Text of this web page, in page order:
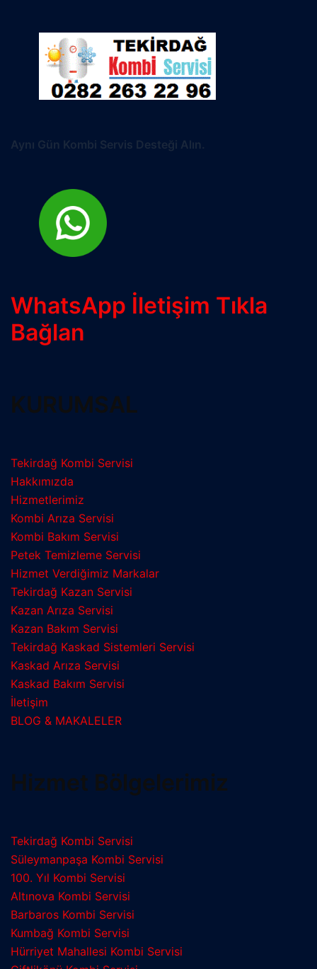
Aynı Gün Kombi Servis Desteği Alın.
WhatsApp İletişim Tıkla
Bağlan
KURUMSAL
Tekirdağ Kombi Servisi
Hakkımızda
Hizmetlerimiz
Kombi Arıza Servisi
Kombi Bakım Servisi
Petek Temizleme Servisi
Hizmet Verdiğimiz Markalar
Tekirdağ Kazan Servisi
Kazan Arıza Servisi
Kazan Bakım Servisi
Tekirdağ Kaskad Sistemleri Servisi
Kaskad Arıza Servisi
Kaskad Bakım Servisi
İletişim
BLOG & MAKALELER
Hizmet Bölgelerimiz
Tekirdağ Kombi Servisi
Süleymanpaşa Kombi Servisi
100. Yıl Kombi Servisi
Altınova Kombi Servisi
Barbaros Kombi Servisi
Kumbağ Kombi Servisi
Hürriyet Mahallesi Kombi Servisi